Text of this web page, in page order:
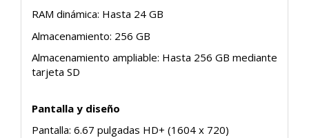
RAM dinámica: Hasta 24 GB
Almacenamiento: 256 GB
Almacenamiento ampliable: Hasta 256 GB mediante
tarjeta SD
Pantalla y diseño
Pantalla: 6.67 pulgadas HD+ (1604 x 720)